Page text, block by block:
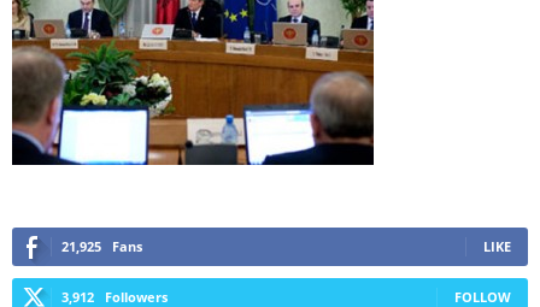
21,925 Fans LIKE
3,912 Followers FOLLOW